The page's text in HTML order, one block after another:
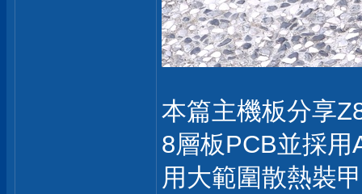
本篇主機板分享
8層板PCB並採
用大範圍散熱裝